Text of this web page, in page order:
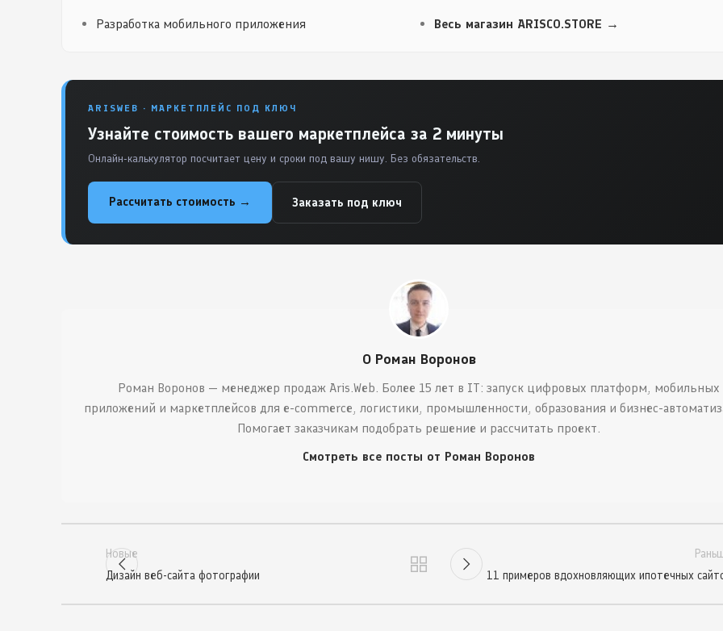
Разработка мобильного приложения Весь магазин ARISCO.STORE →
ARISWEB · МАРКЕТПЛЕЙС ПОД КЛЮЧ
Узнайте стоимость вашего маркетплейса за 2 минуты
Онлайн-калькулятор посчитает цену и сроки под вашу нишу. Без обязательств.
Рассчитать стоимость → Заказать под ключ
О Роман Воронов
Роман Воронов — менеджер продаж Aris.Web. Более 15 лет в IT: запуск цифровых платформ, мобильных
приложений и маркетплейсов для e-commerce, логистики, промышленности, образования и бизнес-
Помогает заказчикам подобрать решение и рассчитать проект.
Смотреть все посты от Роман Воронов
Новые
Дизайн веб-сайта фотографии
11 примеров вдохновляющих ипотечных